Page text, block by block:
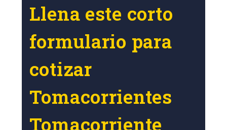
Llena este corto
formulario para
cotizar
Tomacorrientes
Tomacorriente